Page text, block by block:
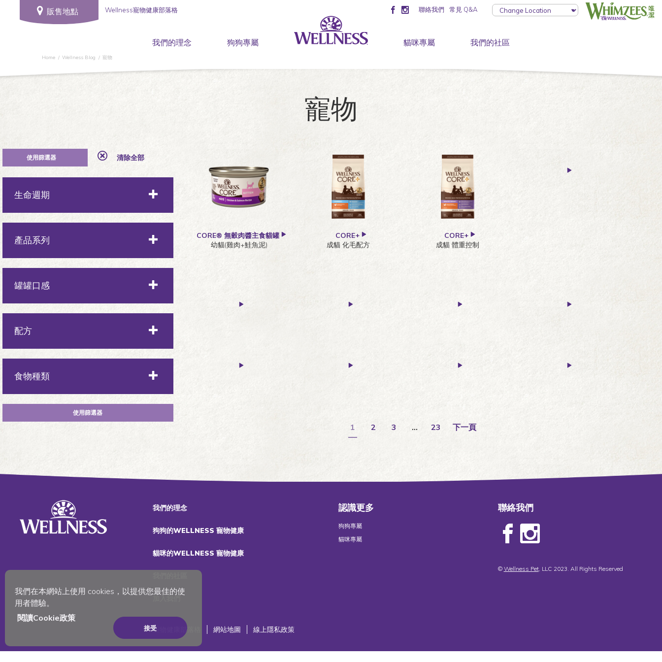
我們在本網站上使用 cookies，以提供您最佳的使
用者體驗。
閱讀Cookie政策
接受
販售地點 Wellness寵物健康部落格 聯絡我們 常見 Q&A
我們的理念 狗狗專屬 貓咪專屬 我們的社區
Home Wellness Blog 寵物
寵物
清除全部
生命週期
全齡
成年
老貓
產品系列
Complete Health全方位系列
罐罐口感
肉丁
肉塊
配方
室內
食物種類
CORE® 無穀肉醬主食貓罐
幼貓(雞肉+鮭魚泥)
CORE+
成貓 化毛配方
CORE+
成貓 體重控制
1 2 3 … 23 下一頁
我們的理念
狗狗的WELLNESS 寵物健康
貓咪的WELLNESS 寵物健康
寵物健康部落格 網站地圖 線上隱私政策
認識更多
狗狗專屬
貓咪專屬
聯絡我們
© Wellness Pet, LLC 2023. All Rights Reserved